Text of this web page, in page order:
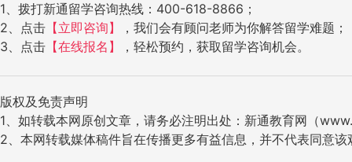
1、拨打新通留学咨询热线：400-618-8866；
2、点击 【立即咨询】
，我们会有顾问老师为你解答留学难题；
3、点击 【在线报名】 ，轻松预约，获取留学咨询机会。
版权及免责声明
1、如转载本网原创文章，请务必注明出处：新通教育网（
2、本网转载媒体稿件旨在传播更多有益信息，并不代表同意